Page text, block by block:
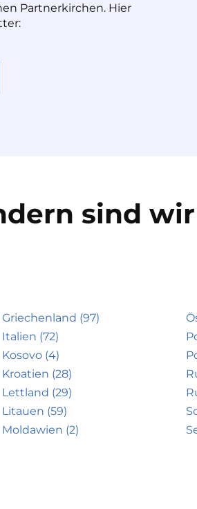
Partnerkirchen. Hier
sind
Griechenland (97)
Italien (72)
Kosovo (4)
Kroatien (28)
Lettland (29)
Litauen (59)
Moldawien (2)